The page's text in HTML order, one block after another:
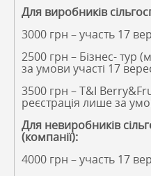
Для виробників
3000 грн – участь 17
2500 грн – Бізнес- тур
за умови участі 17
3500 грн – T&I
реєстрація лише за
Для невиробників
(компанії):
4000 грн – участь 17